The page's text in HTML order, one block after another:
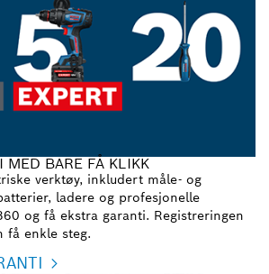
MED BARE FÅ KLIKK
verktøy, inkludert måle- og
ladere og profesjonelle
og få ekstra garanti. Registreringen
få enkle steg.